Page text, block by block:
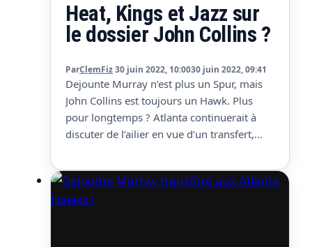
Heat, Kings et Jazz sur
le dossier John Collins ?
ParClemFiz30 juin 2022, 10:0030 juin 2022, 09:41
Dejounte Murray n’est plus un Spur, mais
John Collins est toujours un Hawk. Plus
pour longtemps ? Atlanta continuerait à
discuter de l’ailier en vue d’un transfert,
Utah, note Adam Borai (Bleacher Report).
Ce dernier rapporte que Miami aurait
essayé de faire office de 3e équipe avant